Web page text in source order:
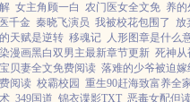
女主角顾一白 农门医女全文免 养的
千金 秦晓飞演员 我被校花包围了 放
天赋是逆转 移魂记 人形图章是什么
漫画黑白双男主最新章节更新 死神从
贝妻全文免费阅读 落难的少爷被迫
阅读 校霸校园 重生90赶海致富养全
349国道 锦衣谍影TXT 恶毒女配但